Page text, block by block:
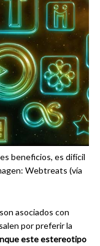
beneficios, es difícil
Webtreats (vía
asociados con
por preferir la
este estereotipo